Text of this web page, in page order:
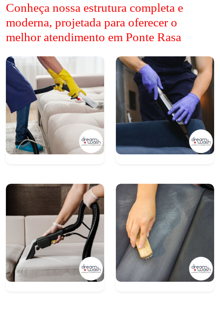
Conheça nossa estrutura completa e
moderna, projetada para oferecer o
melhor atendimento em Ponte Rasa